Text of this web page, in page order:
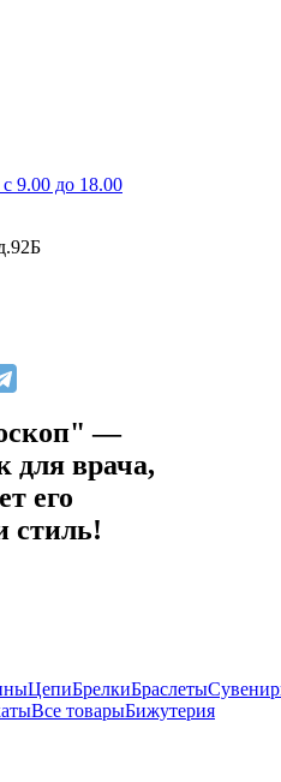
9.00 до 18.00
—
для врача,
его
стиль!
ЦепиБрелкиБраслеты
Все товарыБижутерия